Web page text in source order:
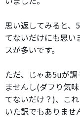
思い返してみると、
てないだけにも思い
スが多いです。
ただ、じゃあ5uが
ませんし(ダフり気
てないだけ？)、こ
いた訳でもありませ